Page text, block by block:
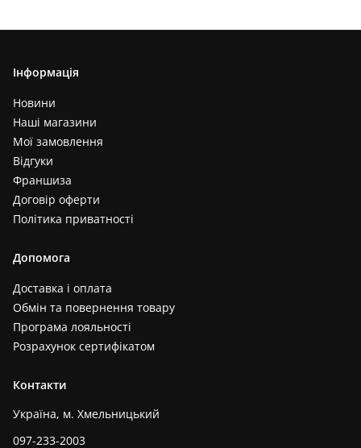
Інформація
Новини
Наші магазини
Мої замовлення
Відгуки
Франшиза
Договір оферти
Політика приватності
Допомога
Доставка і оплата
Обмін та повернення товару
Програма лояльності
Розрахунок сертифікатом
Контакти
Україна, м. Хмельницький
097-233-2003